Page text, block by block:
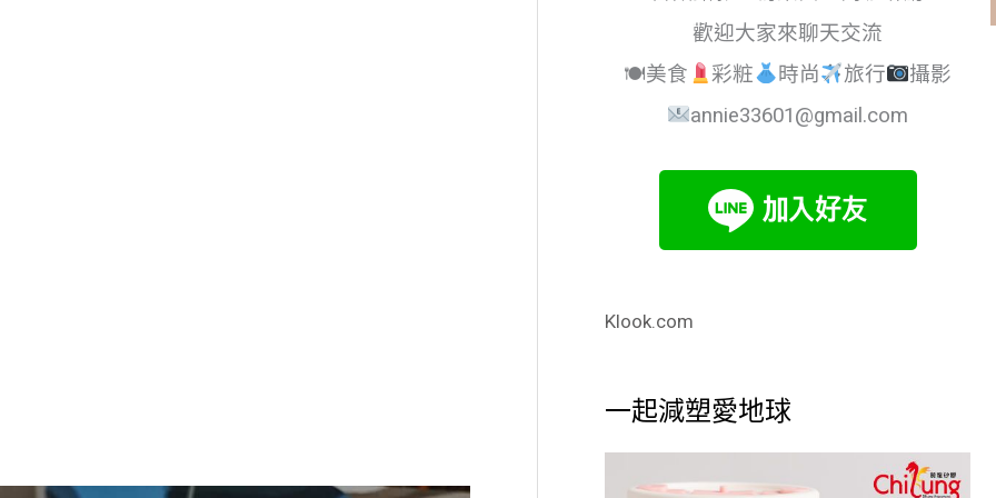
歡迎大家來聊天交流
🍽美食
彩粧 時尚 旅行
攝影
annie33601@gmail.com
Klook.com
一起減塑愛地球